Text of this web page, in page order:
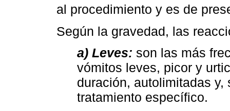
al procedimiento y es de
Según la gravedad, las
a) Leves: son las más
vómitos leves, picor y
duración, autolimitadas
tratamiento específico.